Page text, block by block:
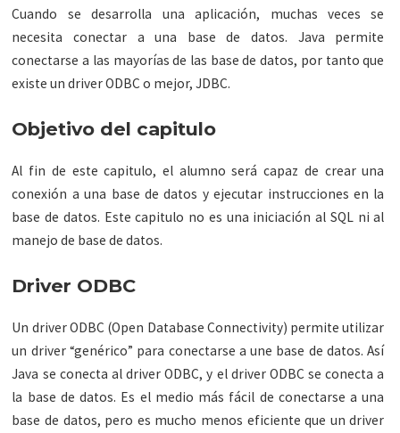
Cuando se desarrolla una aplicación, muchas veces se
necesita conectar a una base de datos. Java permite
conectarse a las mayorías de las base de datos, por tanto que
existe un driver ODBC o mejor, JDBC.
Objetivo del capitulo
Al fin de este capitulo, el alumno será capaz de crear una
conexión a una base de datos y ejecutar instrucciones en la
base de datos. Este capitulo no es una iniciación al SQL ni al
manejo de base de datos.
Driver ODBC
Un driver ODBC (Open Database Connectivity) permite utilizar
un driver “genérico” para conectarse a une base de datos. Así
Java se conecta al driver ODBC, y el driver ODBC se conecta a
la base de datos. Es el medio más fácil de conectarse a una
base de datos, pero es mucho menos eficiente que un driver